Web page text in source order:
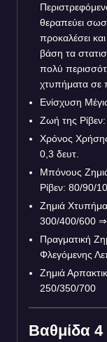
θεραπεύει
προκαλέσει
βάση τα
πολύ
χτυπήματα σε
Ενίσχυση
Ζωή της
Χρόνος
0,3 δευτ.
Μπόνους
Ρίβεν: 80/90/
Ζημιά
300/400/600
Πραγματική
Φλεγόμενης
Ζημιά
250/350/700
Βαθμίδα 4